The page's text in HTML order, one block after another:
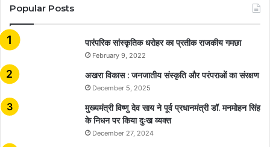
Popular Posts
​​​​​​​पारंपरिक सांस्कृतिक धरोहर का प्रतीक राजकीय गमछा
February 9, 2022
अखरा विकास : जनजातीय संस्कृति और परंपराओं का संरक्षण
December 5, 2025
मुख्यमंत्री विष्णु देव साय ने पूर्व प्रधानमंत्री डॉ. मनमोहन सिंह
के निधन पर किया दुःख व्यक्त
December 27, 2024